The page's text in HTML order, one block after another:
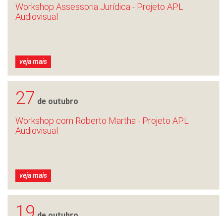
Workshop Assessoria Jurídica - Projeto APL
Audiovisual
veja mais
27 de outubro
Workshop com Roberto Martha - Projeto APL
Audiovisual
veja mais